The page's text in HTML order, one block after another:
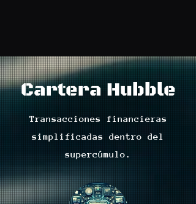
Cartera Hubble
Transacciones financieras
simplificadas dentro del
supercúmulo.